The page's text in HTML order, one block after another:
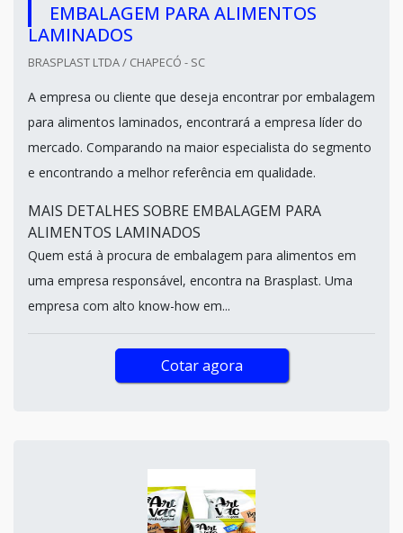
EMBALAGEM PARA ALIMENTOS
LAMINADOS
BRASPLAST LTDA / CHAPECÓ - SC
A empresa ou cliente que deseja encontrar por embalagem
para alimentos laminados, encontrará a empresa líder do
mercado. Comparando na maior especialista do segmento
e encontrando a melhor referência em qualidade.
MAIS DETALHES SOBRE EMBALAGEM PARA
ALIMENTOS LAMINADOS
Quem está à procura de embalagem para alimentos em
uma empresa responsável, encontra na Brasplast. Uma
empresa com alto know-how em...
Cotar agora